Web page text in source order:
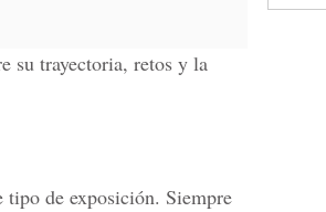
su trayectoria, retos y la
tipo de exposición. Siempre